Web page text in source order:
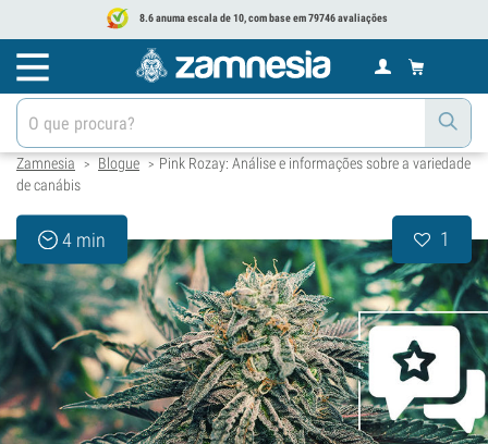
8.6 anuma escala de 10, com base em 79746 avaliações
Zamnesia > Blogue > Pink Rozay: Análise e informações sobre a variedade
de canábis
4 min 1